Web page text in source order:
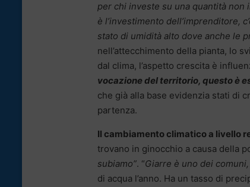
per chi investe su una quantità
è l’investimento dell’imprenditore,
stato di umidità alto dove anche le
nell’attecchimento della pianta, lo
dal clima, l’aspetto crescita è
vocazione del territorio, questo è
che già alla base evidenzia stati di
partenza.
Il cambiamento climatico a livello
trovano in ginocchio a causa della
subiamo”. “Giarre è uno dei
di acqua l’anno. Ha un tasso di